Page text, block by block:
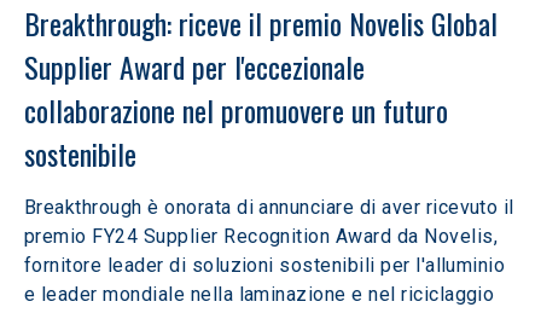
Breakthrough: riceve il premio Novelis Global
Supplier Award per l'eccezionale
collaborazione nel promuovere un futuro
sostenibile
Breakthrough è onorata di annunciare di aver ricevuto il
premio FY24 Supplier Recognition Award da Novelis,
fornitore leader di soluzioni sostenibili per l'alluminio
e leader mondiale nella laminazione e nel riciclaggio